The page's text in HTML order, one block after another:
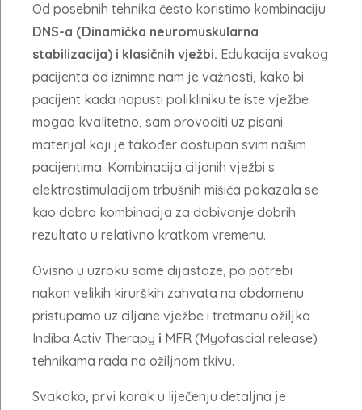
Od posebnih tehnika često koristimo kombinaciju
DNS-a (Dinamička neuromuskularna
stabilizacija) i klasičnih vježbi. Edukacija svakog
pacijenta od iznimne nam je važnosti, kako bi
pacijent kada napusti polikliniku te iste vježbe
mogao kvalitetno, sam provoditi uz pisani
materijal koji je također dostupan svim našim
pacijentima. Kombinacija ciljanih vježbi s
elektrostimulacijom trbušnih mišića pokazala se
kao dobra kombinacija za dobivanje dobrih
rezultata u relativno kratkom vremenu.
Ovisno u uzroku same dijastaze, po potrebi
nakon velikih kirurških zahvata na abdomenu
pristupamo uz ciljane vježbe i tretmanu ožiljka
Indiba Activ Therapy i MFR (Myofascial release)
tehnikama rada na ožiljnom tkivu.
Svakako, prvi korak u liječenju detaljna je